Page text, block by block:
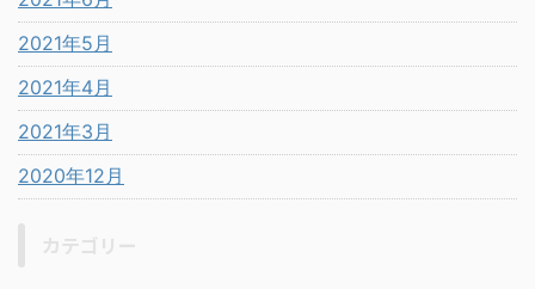
2021年5月
2021年4月
2021年3月
2020年12月